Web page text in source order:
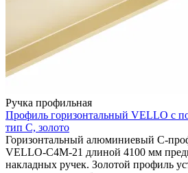
Ручка профильная
Профиль горизонтальный VELLO с
тип С, золото
Горизонтальный алюминиевый C-
VELLO-C4M-21 длиной 4100 мм
накладных ручек. Золотой профиль